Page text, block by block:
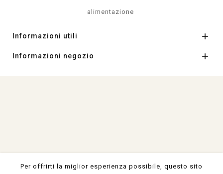
alimentazione
Informazioni utili 
Informazioni negozio 
Per offrirti la miglior esperienza possibile, questo sito